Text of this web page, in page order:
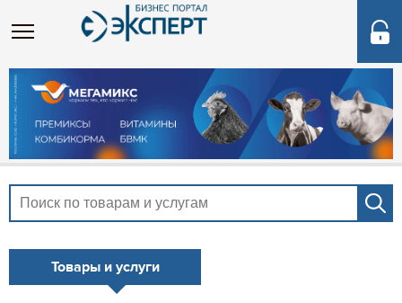
Товары и услуги